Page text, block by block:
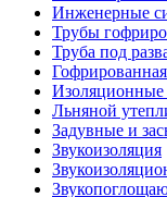
Инженерные
Трубы
Труба под
Изоляционные
Льняной
Задувные и
Звукоизоляция